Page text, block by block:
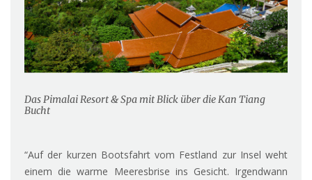
Das Pimalai Resort & Spa mit Blick über die Kan Tiang
Bucht
“Auf der kurzen Bootsfahrt vom Festland zur Insel weht
einem die warme Meeresbrise ins Gesicht. Irgendwann